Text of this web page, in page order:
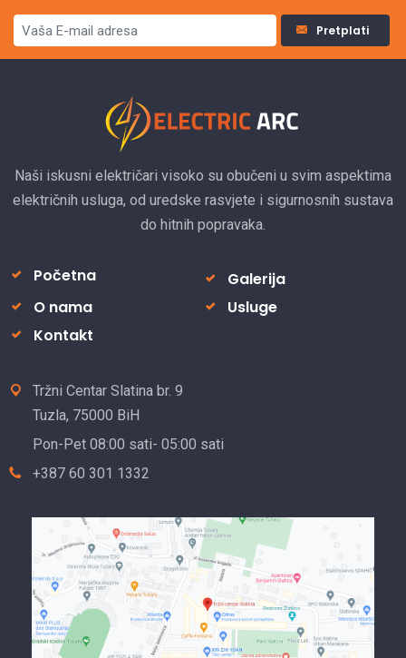
Pretplati
Naši iskusni električari visoko su obučeni u svim aspektima
električnih usluga, od uredske rasvjete i sigurnosnih sustava
do hitnih popravaka.
Početna
Galerija
O nama
Usluge
Kontakt
Tržni Centar Slatina br. 9
Tuzla, 75000 BiH
Pon-Pet 08:00 sati- 05:00 sati
+387 60 301 1332